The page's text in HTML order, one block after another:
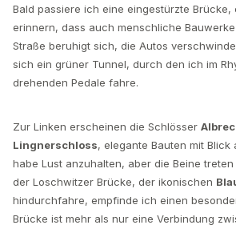
Bald passiere ich eine eingestürzte Brücke,
erinnern, dass auch menschliche
Straße beruhigt sich, die Autos
sich ein grüner Tunnel, durch den ich im
drehenden Pedale fahre.
Zur Linken erscheinen die Schlösser
Lingnerschloss, elegante Bauten mit Blick
habe Lust anzuhalten, aber die Beine
der Loschwitzer Brücke, der ikonischen
hindurchfahre, empfinde ich einen
Brücke ist mehr als nur eine Verbindung